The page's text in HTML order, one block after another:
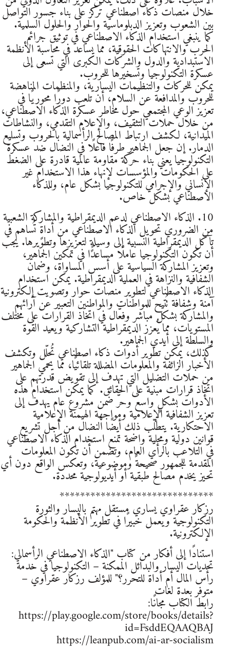
خلال منصات ذكاء اصطناعي تُركز على بناء جسور التواصل
بين الشعوب وتعزيز الدبلوماسية والحوار والحلول السلمية.
كما ينبغي استخدام الذكاء الاصطناعي في توثيق جرائم
الحرب والانتهاكات الحقوقية، مما يساعد في محاسبة الأنظمة
الاستبدادية والدول والشركات الكبرى التي تسعى إلى
عسكرة التكنولوجيا وتسخيرها للحروب.
يمكن للحركات والتنظيمات اليسارية، والمنظمات المناهضة
للحروب والمدافعة عن السلام، أن تلعب دورًا محوريًا في
تعزيز الوعي المجتمعي حول مخاطر عسكرة الذكاء الاصطناعي،
من خلال حملات التثقيف، والإعلام التقدمي، والنشاطات
الميدانية، لكشف ارتباط المصالح الرأسمالية بالحروب وتسليع
الدمار. إن جعل الجماهير طرفًا فاعلًا في النضال ضد عسكرة
التكنولوجيا يعني بناء حركة مقاومة عالمية قادرة على الضغط
على الحكومات والمؤسسات لإنهاء هذا الاستخدام غير
الإنساني والإجرامي للتكنولوجيا بشكل عام، وللذكاء
الاصطناعي بشكل خاص.
10. الذكاء الاصطناعي لدعم الديمقراطية والمشاركة الشعبية
من الضروري تحويل الذكاء الاصطناعي من أداةٍ تُساهم في
تآكل الديمقراطية النسبية إلى وسيلةٍ لتعزيزها وتطويرها. يجب
أن تكون التكنولوجيا عاملًا مساعدًا في تمكين الجماهير،
وتعزيز المشاركة السياسية على أسس المساواة، وضمان
الشفافية والنزاهة في العملية الديمقراطية. يمكن استخدام
الذكاء الاصطناعي لتطوير منصات حوار وتصويت إلكترونية
آمنة وشفافة تُتيح للمواطنات والمواطنين التعبير عن آرائهم
والمشاركة بشكل مباشر وفعّال في اتخاذ القرارات على مختلف
المستويات، مما يُعزز الديمقراطية التشاركية ويعيد القوة
والسلطة إلى أيدي الجماهير.
كذلك، يمكن تطوير أدوات ذكاء اصطناعي تُحلّل وتكشف
الأخبار الزائفة والمعلومات المضللة تلقائيًا، مما يحمي الجماهير
من حملات التضليل التي تهدف إلى تقويض قدرتهم على
اتخاذ قرارات مبنية على الحقائق. كما يمكن استخدام هذه
الأدوات بشكلٍ واسع وحرّ ضمن مشروع عام يهدف إلى
تعزيز الشفافية الإعلامية ومواجهة الهيمنة الإعلامية
الاحتكارية. يتطلّب ذلك أيضًا النضال من أجل تشريع
قوانين دولية ومحلية واضحة تمنع استخدام الذكاء الاصطناعي
في التلاعب بالرأي العام، وتضمن أن تكون المعلومات
المقدمة للجمهور صحيحةً وموضوعية، وتعكس الواقع دون أي
تحيز يخدم مصالح طبقية أو أيديولوجية محددة.
******************************
رزكار عقراوي يساري مستقل مهتم باليسار والثورة
التكنولوجية ويعمل خبيرًا في تطوير الأنظمة والحكومة
الإلكترونية.
استنادًا إلى أفكار من كتاب "الذكاء الاصطناعي الرأسمالي:
تحديات اليسار والبدائل الممكنة – التكنولوجيا في خدمة
رأس المال أم أداة للتحرر؟" للمؤلف رزكار عقراوي –
متوفر بعدة لغات
رابط الكتاب مجانًا:
https://play.google.com/store/books/details?
id=FsddEQAAQBAJ
https://leanpub.com/ai-ar-socialism